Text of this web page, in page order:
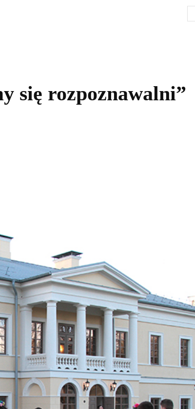
Reportaż
się rozpoznawalni”